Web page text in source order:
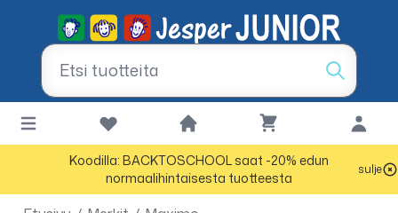
Koodilla: BACKTOSCHOOL saat -20% edun
normaalihintaisesta tuotteesta
sulje